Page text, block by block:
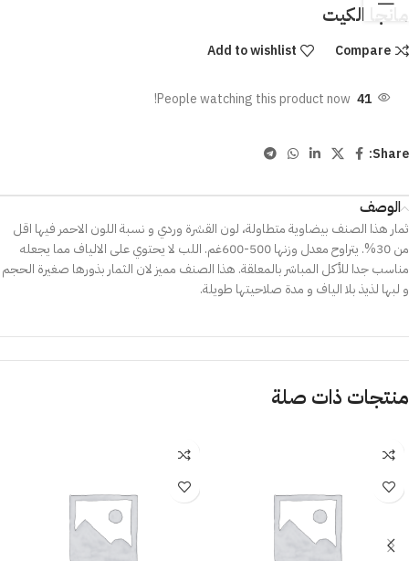
مانجا الكيت
Compare
Add to wishlist
41
People watching this product now!
Share:
الوصف
ثمار هذا الصنف بيضاوية متطاولة، لون القشرة وردي و نسبة اللون الاحمر فيها اقل
من 30%. يتراوح معدل وزنها 500-600غم. اللب لا يحتوي على الالياف مما يجعله
مناسب جدا للأكل المباشر بالمعلقة. هذا الصنف مميز لان الثمار بذورها صغيرة الحجم
و لبها لذيذ بلا الياف و مدة صلاحيتها طويلة.
منتجات ذات صلة